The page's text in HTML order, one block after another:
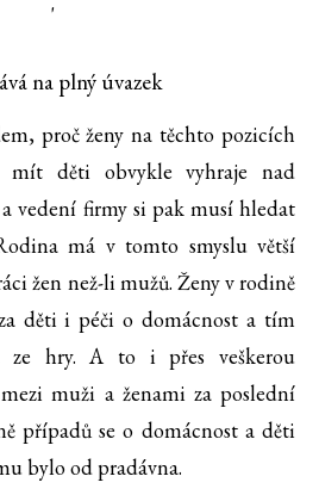
'
na plný úvazek
proč ženy na těchto pozicích
mít děti obvykle vyhraje nad
vedení firmy si pak musí hledat
má v tomto smyslu větší
žen než-li mužů. Ženy v rodině
děti i péči o domácnost a tím
hry. A to i přes veškerou
muži a ženami za poslední
případů se o domácnost a děti
bylo od pradávna.